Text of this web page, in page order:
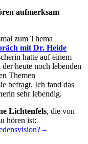
aufmerksam
zum Thema
mit Dr. Heide
hatte auf einem
heute noch lebenden
Themen
befragt. Ich fand das
sehr lebendig.
Lichtenfels, die von
hören ist:
–